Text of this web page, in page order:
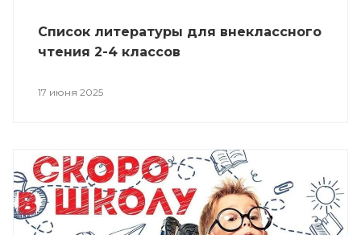
Список литературы для внеклассного
чтения 2-4 классов
17 июня 2025